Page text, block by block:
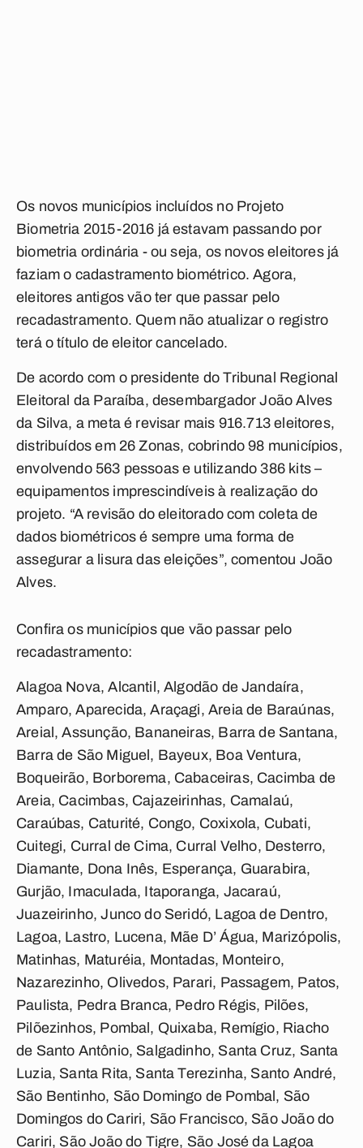
Os novos municípios incluídos no Projeto
Biometria 2015-2016 já estavam passando por
biometria ordinária - ou seja, os novos eleitores já
faziam o cadastramento biométrico. Agora,
eleitores antigos vão ter que passar pelo
recadastramento. Quem não atualizar o registro
terá o título de eleitor cancelado.
De acordo com o presidente do Tribunal Regional
Eleitoral da Paraíba, desembargador João Alves
da Silva, a meta é revisar mais 916.713 eleitores,
distribuídos em 26 Zonas, cobrindo 98 municípios,
envolvendo 563 pessoas e utilizando 386 kits –
equipamentos imprescindíveis à realização do
projeto. “A revisão do eleitorado com coleta de
dados biométricos é sempre uma forma de
assegurar a lisura das eleições”, comentou João
Alves.
Confira os municípios que vão passar pelo
recadastramento:
Alagoa Nova, Alcantil, Algodão de Jandaíra,
Amparo, Aparecida, Araçagi, Areia de Baraúnas,
Areial, Assunção, Bananeiras, Barra de Santana,
Barra de São Miguel, Bayeux, Boa Ventura,
Boqueirão, Borborema, Cabaceiras, Cacimba de
Areia, Cacimbas, Cajazeirinhas, Camalaú,
Caraúbas, Caturité, Congo, Coxixola, Cubati,
Cuitegi, Curral de Cima, Curral Velho, Desterro,
Diamante, Dona Inês, Esperança, Guarabira,
Gurjão, Imaculada, Itaporanga, Jacaraú,
Juazeirinho, Junco do Seridó, Lagoa de Dentro,
Lagoa, Lastro, Lucena, Mãe D’ Água, Marizópolis,
Matinhas, Maturéia, Montadas, Monteiro,
Nazarezinho, Olivedos, Parari, Passagem, Patos,
Paulista, Pedra Branca, Pedro Régis, Pilões,
Pilõezinhos, Pombal, Quixaba, Remígio, Riacho
de Santo Antônio, Salgadinho, Santa Cruz, Santa
Luzia, Santa Rita, Santa Terezinha, Santo André,
São Bentinho, São Domingo de Pombal, São
Domingos do Cariri, São Francisco, São João do
Cariri, São João do Tigre, São José da Lagoa